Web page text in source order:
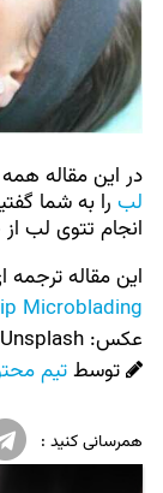
در این مقاله همه
لب را به شما
انجام تتوی لب
این مقاله
Microblading
عکس:‌
توسطتیم
همرسانی کنید :